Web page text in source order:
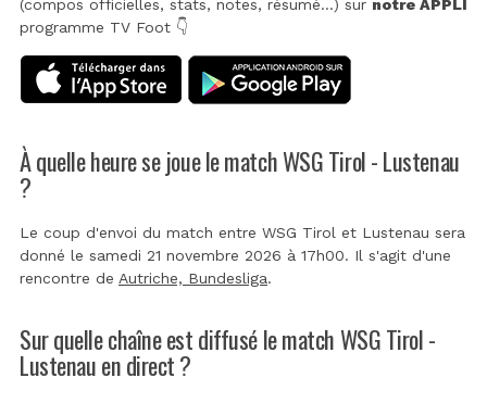
(compos officielles, stats, notes, résumé...) sur notre APPLI
programme TV Foot 👇
À quelle heure se joue le match WSG Tirol - Lustenau
?
Le coup d'envoi du match entre WSG Tirol et Lustenau sera
donné le samedi 21 novembre 2026 à 17h00. Il s'agit d'une
rencontre de Autriche, Bundesliga.
Sur quelle chaîne est diffusé le match WSG Tirol -
Lustenau en direct ?